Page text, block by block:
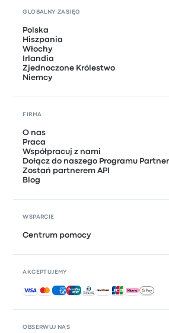
OBSERWUJ NAS
GLOBALNY ZASIĘG
Polska
Hiszpania
Włochy
Irlandia
Zjednoczone Królestwo
Niemcy
FIRMA
O nas
Praca
Współpracuj z nami
Dołącz do naszego Programu
Zostań partnerem API
Blog
WSPARCIE
Centrum pomocy
AKCEPTUJEMY
Akceptowane płatności